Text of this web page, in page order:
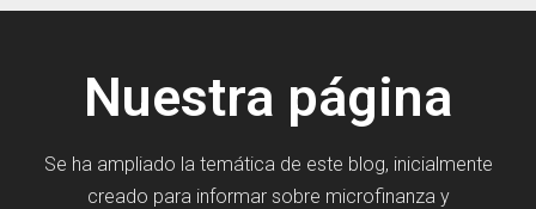
Nuestra página
Se ha ampliado la temática de este blog, inicialmente
creado para informar sobre microfinanza y